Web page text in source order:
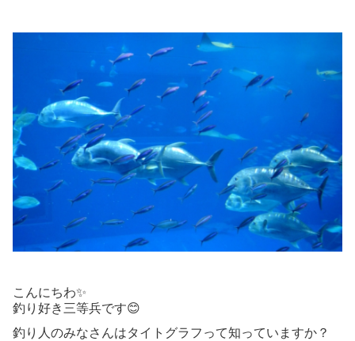
こんにちわ✨
釣り好き三等兵です😊
釣り人のみなさんはタイトグラフって知っていますか？